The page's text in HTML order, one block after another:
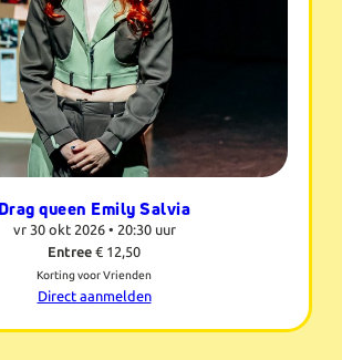
Drag queen Emily Salvia
vr 30 okt 2026 • 20:30 uur
Entree € 12,50
Korting voor Vrienden
Direct aanmelden